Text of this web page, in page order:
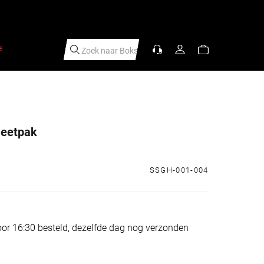
Zoek naar |
SSGH-001-004
16:30 besteld, dezelfde dag nog verzonden